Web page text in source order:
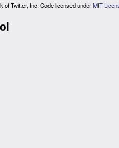
of Twitter, Inc. Code licensed underMIT